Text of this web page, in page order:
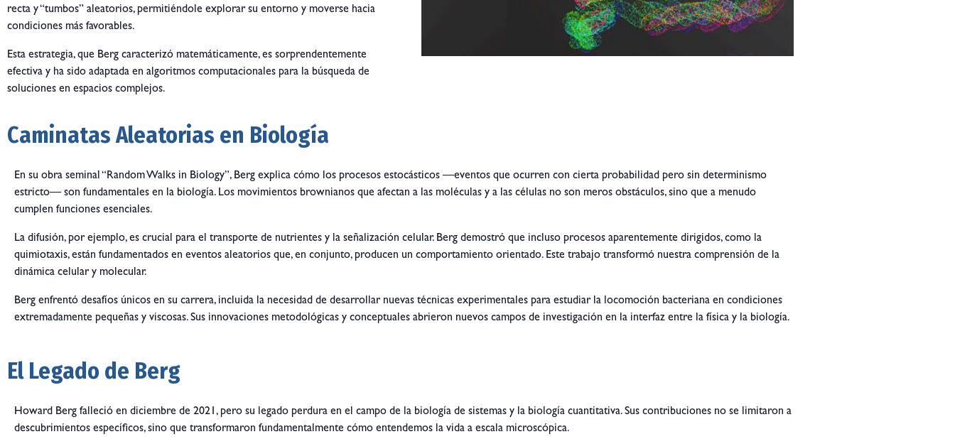
recta y “tumbos” aleatorios, permitiéndole explorar su entorno y moverse hacia
condiciones más favorables.
Esta estrategia, que Berg caracterizó matemáticamente, es sorprendentemente
efectiva y ha sido adaptada en algoritmos computacionales para la búsqueda de
soluciones en espacios complejos.
Caminatas Aleatorias en Biología
En su obra seminal “Random Walks in Biology”, Berg explica cómo los procesos estocásticos —eventos que ocurren con cierta probabilidad pero sin determinismo
estricto— son fundamentales en la biología. Los movimientos brownianos que afectan a las moléculas y a las células no son meros obstáculos, sino que a menudo
cumplen funciones esenciales.
La difusión, por ejemplo, es crucial para el transporte de nutrientes y la señalización celular. Berg demostró que incluso procesos aparentemente dirigidos, como la
quimiotaxis, están fundamentados en eventos aleatorios que, en conjunto, producen un comportamiento orientado. Este trabajo transformó nuestra comprensión de la
dinámica celular y molecular.
Berg enfrentó desafíos únicos en su carrera, incluida la necesidad de desarrollar nuevas técnicas experimentales para estudiar la locomoción bacteriana en condiciones
extremadamente pequeñas y viscosas. Sus innovaciones metodológicas y conceptuales abrieron nuevos campos de investigación en la interfaz entre la física y la biología.
El Legado de Berg
Howard Berg falleció en diciembre de 2021, pero su legado perdura en el campo de la biología de sistemas y la biología cuantitativa. Sus contribuciones no se limitaron a
descubrimientos específicos, sino que transformaron fundamentalmente cómo entendemos la vida a escala microscópica.